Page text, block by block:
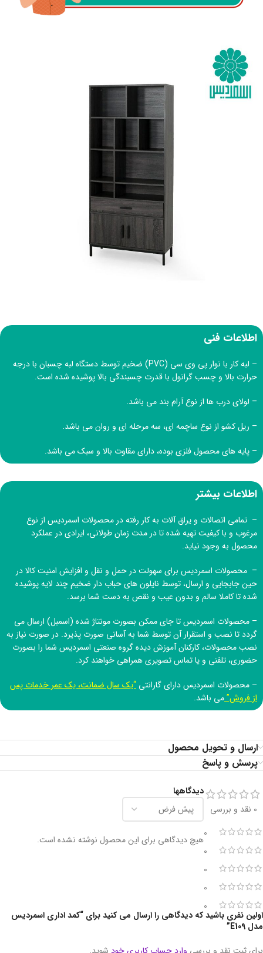
اطلاعات فنی
– لبه کار با نوار پی وی سی (PVC) ضخیم توسط دستگاه لبه چسبان با درجه
حرارت بالا و چسب گرانول با قدرت چسبندگی بالا پوشیده شده است.
– لولای درب ها از نوع آرام بند می باشد.
– ریل کشو از نوع ساچمه ای، سه مرحله ای و روان می باشد.
– پایه های محصول فلزی بوده، دارای مقاوت بالا و سبک می باشد.
اطلاعات بیشتر
– تمامی اتصالات و یراق آلات به کار رفته در محصولات اسمردیس از نوع
مرغوب و با کیفیت تهیه شده تا در مدت زمان طولانی، ایرادی در عملکرد
محصول به وجود نیاید.
– محصولات اسمردیس برای سهولت در حمل و نقل و افزایش امنیت کالا در
حین جابجایی و ارسال، توسط نایلون های حباب دار ضخیم چند لایه پوشیده
شده تا کاملا سالم و بدون عیب و نقص به دست شما برسد.
– محصولات اسمردیس تا جای ممکن بصورت مونتاژ شده (اسمبل) ارسال می
گردد تا نصب و استقرار آن توسط شما به آسانی صورت پذیرد. در صورت نیاز به
نصب محصولات، کارکنان آموزش دیدهگروه صنعتی اسمردیس شما را بصورت
حضوری، تلفنی و یا تماس تصویری همراهی خواهند کرد.
– محصولات اسمردیس دارای گارانتی “یک سال ضمانت، یک عمر خدمات پس
از فروش”می باشد.
ارسال و تحویل محصول
پرسش و پاسخ
0 نقد و بررسی
0
0
0
0
0
دیدگاهها
هیچ دیدگاهی برای این محصول نوشته نشده است.
اولین نفری باشید که دیدگاهی را ارسال می کنید برای “کمد اداری اسمردیس
مدل E109”